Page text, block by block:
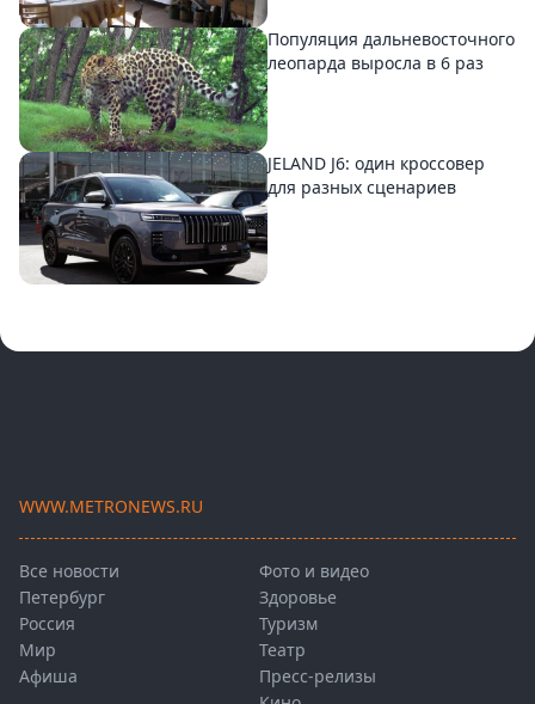
Популяция дальневосточного
леопарда выросла в 6 раз
JELAND J6: один кроссовер
для разных сценариев
WWW.METRONEWS.RU
Все новости
Петербург
Россия
Мир
Афиша
Фото и видео
Здоровье
Туризм
Театр
Пресс-релизы